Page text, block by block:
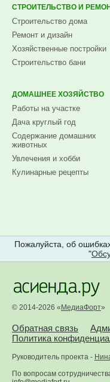
СТРОИТЕЛЬСТВО И
Строительство дома
Ремонт и дизайн
Хозяйственные постройки
Строительство бани
ДОМАШНЕЕ ХОЗЯЙСТВО
Работы на участке
Дача круглый год
Содержание домашних
животных
Увлечения и хобби
Кулинарные рецепты
Пожалуйста, об
"
© 2014-2026 « МедиаФорт»
Обратная связь
Политика
Руководитель проекта -
По вопросам